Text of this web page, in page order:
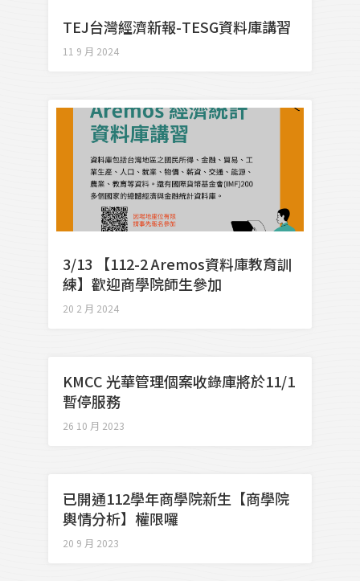
TEJ台灣經濟新報-TESG資料庫講習
11 9 月 2024
3/13 【112-2 Aremos資料庫教育訓
練】歡迎商學院師生參加
20 2 月 2024
KMCC 光華管理個案收錄庫將於11/1
暫停服務
26 10 月 2023
已開通112學年商學院新生【商學院
輿情分析】權限囉
20 9 月 2023